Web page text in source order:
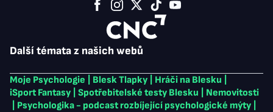
Další témata z našich webů
Moje Psychologie Blesk Tlapky Hráči na Blesku
iSport Fantasy
Spotřebitelské testy Blesku
Nemovitosti
Psychologika - podcast rozbíjející psychologické mýty